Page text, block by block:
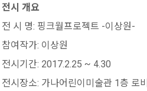
전시 개요
전 시 명: 핑크월프로젝트 -이상원-
참여작가: 이상원
전시기간: 2017.2.25 ~ 4.30
전시장소: 가나어린이미술관 1층 로